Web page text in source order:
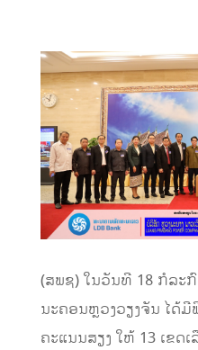
(ສພຊ) ໃນວັນທີ 18 ກໍລະ
ນະຄອນຫຼວງວຽງຈັນ ໄດ້ມີ
ຄະແນນສຽງ ໃຫ້ 13 ເຂດ